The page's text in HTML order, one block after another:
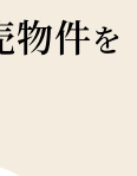
物件を